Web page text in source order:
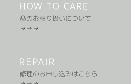
傘のお取り扱いについて
修理のお申し込みはこちら